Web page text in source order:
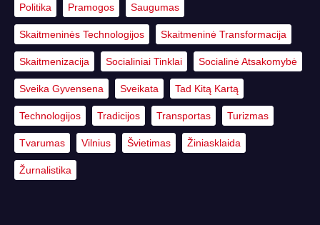
Politika Pramogos Saugumas
Skaitmeninės Technologijos Skaitmeninė Transformacija
Skaitmenizacija Socialiniai Tinklai Socialinė Atsakomybė
Sveika Gyvensena Sveikata Tad Kitą Kartą
Technologijos Tradicijos Transportas Turizmas
Tvarumas Vilnius Švietimas Žiniasklaida
Žurnalistika